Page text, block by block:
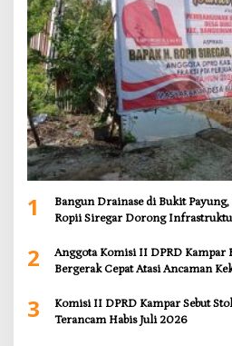
1
Bangun Drainase di Bukit
Ropii Siregar Dorong
2
Anggota Komisi II DPRD Kampar
Bergerak Cepat Atasi Ancaman
3
Komisi II DPRD Kampar Sebut
Terancam Habis Juli 2026